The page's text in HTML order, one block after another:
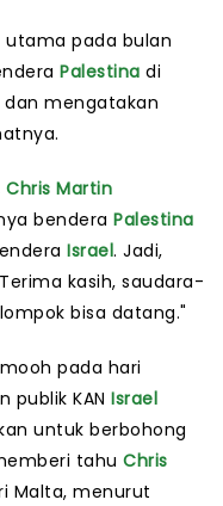
utama pada bulan
Palestina di
mengatakan
Chris Martin
bendera Palestina
Israel. Jadi,
kasih, saudara-
bisa datang."
pada hari
publik KAN Israel
untuk berbohong
tahu Chris
Malta, menurut